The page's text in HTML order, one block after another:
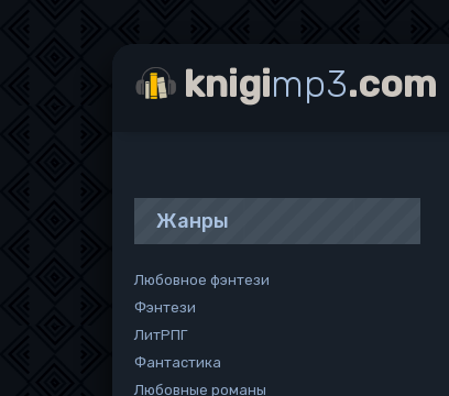
Жанры
Любовное фэнтези
Фэнтези
ЛитРПГ
Фантастика
Любовные романы
knigimp3.com